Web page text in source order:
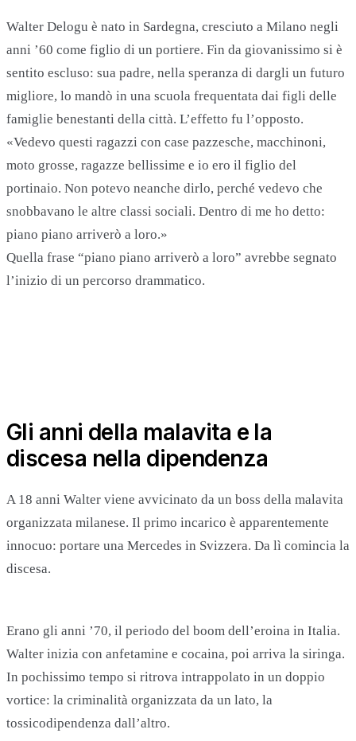
Walter Delogu è nato in Sardegna, cresciuto a Milano negli
anni ’60 come figlio di un portiere. Fin da giovanissimo si è
sentito escluso: sua padre, nella speranza di dargli un futuro
migliore, lo mandò in una scuola frequentata dai figli delle
famiglie benestanti della città. L’effetto fu l’opposto.
«Vedevo questi ragazzi con case pazzesche, macchinoni,
moto grosse, ragazze bellissime e io ero il figlio del
portinaio. Non potevo neanche dirlo, perché vedevo che
snobbavano le altre classi sociali. Dentro di me ho detto:
piano piano arriverò a loro.»
Quella frase “piano piano arriverò a loro” avrebbe segnato
l’inizio di un percorso drammatico.
Gli anni della malavita e la
discesa nella dipendenza
A 18 anni Walter viene avvicinato da un boss della malavita
organizzata milanese. Il primo incarico è apparentemente
innocuo: portare una Mercedes in Svizzera. Da lì comincia la
discesa.
Erano gli anni ’70, il periodo del boom dell’eroina in Italia.
Walter inizia con anfetamine e cocaina, poi arriva la siringa.
In pochissimo tempo si ritrova intrappolato in un doppio
vortice: la criminalità organizzata da un lato, la
tossicodipendenza dall’altro.